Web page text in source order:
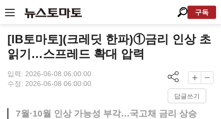
구독
[IB토마토](크레딧 한파)①금리 인상 초
읽기…스프레드 확대 압력
입력: 2026-06-08 06:00:00
수정: 2026-06-08 06:00:00
답글쓰기
7월·10월 인상 가능성 부각…국고채 금리 상승